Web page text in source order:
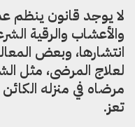
لا يوجد قانون ينظم
والأعشاب والرقية
انتشارها، وبعض
لعلاج المرضى، مثل
مرضاه في منزله
تعز.